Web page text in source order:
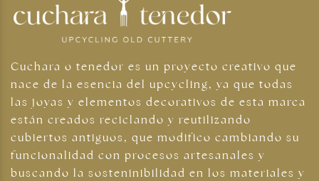
Cuchara o tenedor es un proyecto creativo que
nace de la esencia del upcycling, ya que todas
las joyas y elementos decorativos de esta marca
están creados reciclando y reutilizando
cubiertos antiguos, que modifico cambiando su
funcionalidad con procesos artesanales y
buscando la sosteninibilidad en los materiales y